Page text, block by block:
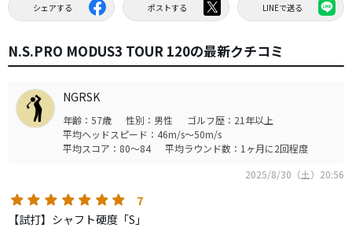
シェアする ポストする LINEで送る
N.S.PRO MODUS3 TOUR 120の最新クチコミ
NGRSK
年齢：57歳 性別：男性
ゴルフ歴：21年以上
平均ヘッドスピード：46m/s～50m/s
平均スコア：80～84
平均ラウンド数：1ヶ月に2回程度
2025/8/30（土）20:56
7
【試打】シャフト硬度「S」